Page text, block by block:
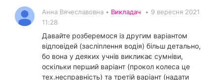
Анна Вячеславовна • Викладач • 9 вересня 2021
11:28
Давайте розберемося із другим варіантом
відповідей (засліплення водія) більш детально,
бо вона у деяких учнів викликає сумніви,
оскільки перший варіант (прокол колеса це
тех.несправність) та третій варіант (надати